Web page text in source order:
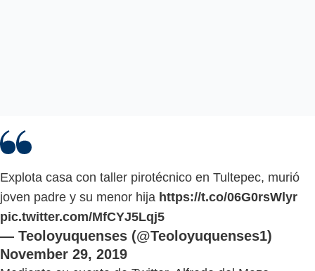
Explota casa con taller pirotécnico en Tultepec, murió
joven padre y su menor hija https://t.co/06G0rsWlyr
pic.twitter.com/MfCYJ5Lqj5
— Teoloyuquenses (@Teoloyuquenses1)
November 29, 2019